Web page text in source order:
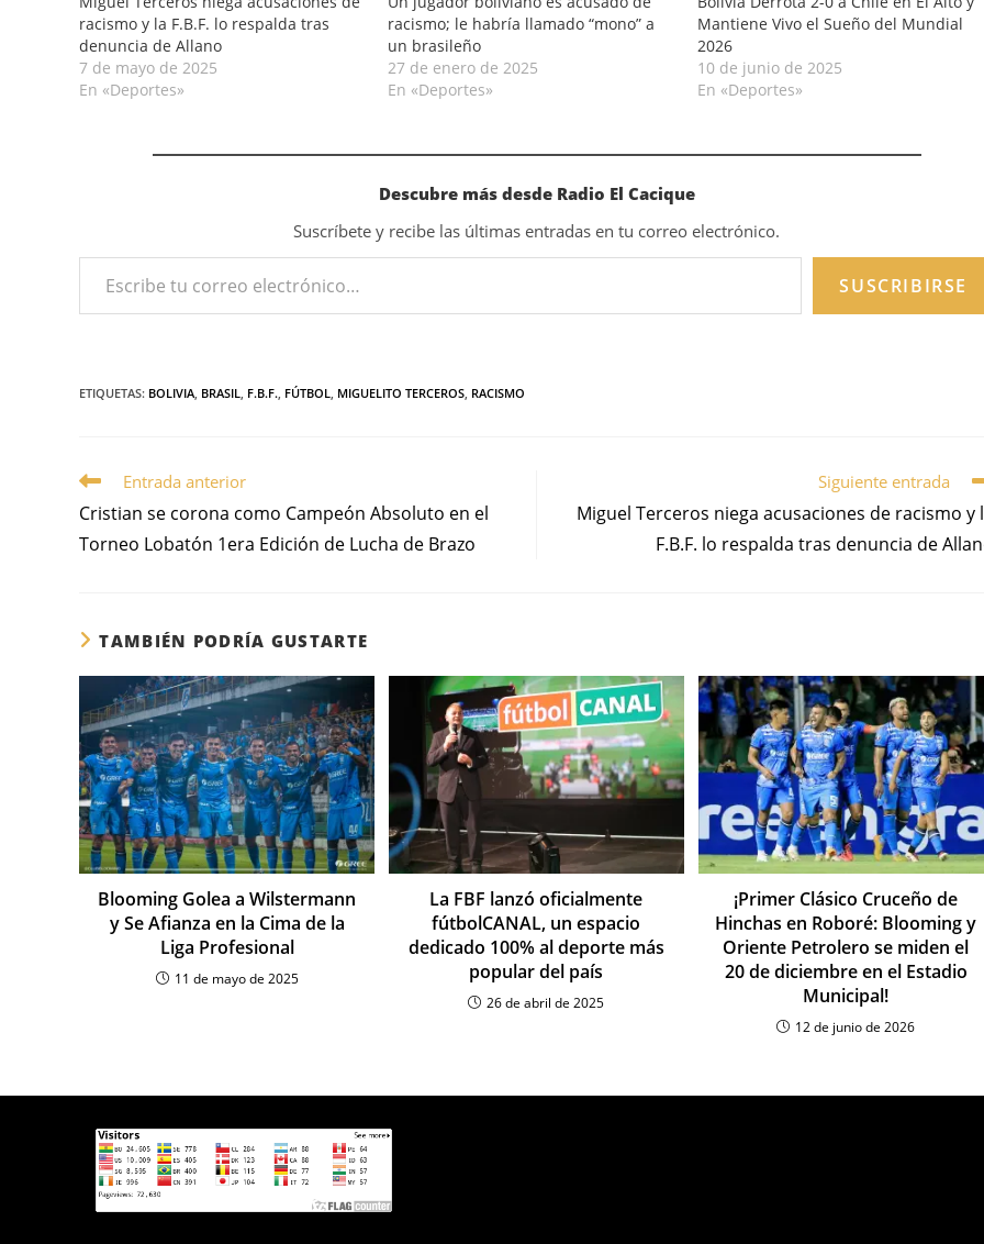
racismo y la F.B.F. lo respalda tras
denuncia de Allano
7 de mayo de 2025
En «Deportes»
racismo; le habría llamado “mono” a
un brasileño
27 de enero de 2025
En «Deportes»
Mantiene Vivo el Sueño del Mundial
2026
10 de junio de 2025
En «Deportes»
Descubre más desde Radio El Cacique
Suscríbete y recibe las últimas entradas en tu correo electrónico.
SUSCRIBIRSE
ETIQUETAS: BOLIVIA, BRASIL, F.B.F., FÚTBOL, MIGUELITO TERCEROS, RACISMO
Entrada anterior
Cristian se corona como Campeón Absoluto en el
Torneo Lobatón 1era Edición de Lucha de Brazo
Siguiente entrada
Miguel Terceros niega acusaciones de racismo y
F.B.F. lo respalda tras denuncia de
TAMBIÉN PODRÍA GUSTARTE
Blooming Golea a Wilstermann
y Se Afianza en la Cima de la
Liga Profesional
11 de mayo de 2025
La FBF lanzó oficialmente
fútbolCANAL, un espacio
dedicado 100% al deporte más
popular del país
26 de abril de 2025
¡Primer Clásico Cruceño de
Hinchas en Roboré: Blooming y
Oriente Petrolero se miden el
20 de diciembre en el Estadio
Municipal!
12 de junio de 2026